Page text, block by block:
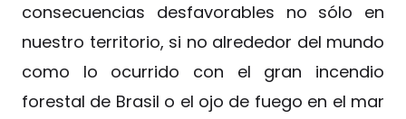
consecuencias desfavorables no sólo en
nuestro territorio, si no alrededor del mundo
como lo ocurrido con el gran incendio
forestal de Brasil o el ojo de fuego en el mar